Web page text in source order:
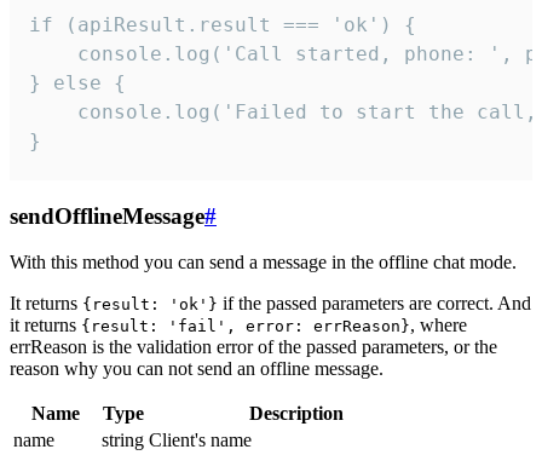
if (apiResult.result === 'ok') {
console.log('Call started, phone: ',
} else {
console.log('Failed to start the
}
sendOfflineMessage#
With this method you can send a message in the offline chat mode.
It returns {result: 'ok'} if the passed parameters are correct. And
it returns {result: 'fail', error: errReason}, where
errReason is the validation error of the passed parameters, or the
reason why you can not send an offline message.
Name Type
Description
name
string Client's name